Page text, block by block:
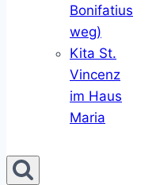
Bonifatius
weg)
Kita St.
Vincenz
im Haus
Maria